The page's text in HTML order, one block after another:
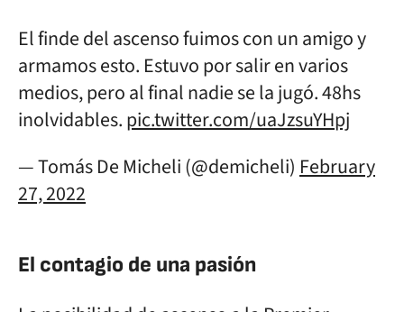
El finde del ascenso fuimos con un amigo y
armamos esto. Estuvo por salir en varios
medios, pero al final nadie se la jugó. 48hs
inolvidables.pic.twitter.com/uaJzsuYHpj
— Tomás De Micheli (@demicheli) February
27, 2022
El contagio de una pasión